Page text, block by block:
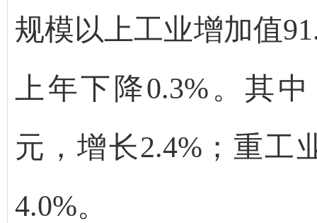
规模以上工业增加值
上年下降0.3%。其
元，增长2.4%；重工
4.0%。